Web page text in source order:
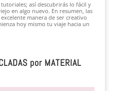
así descubrirás lo fácil y
en algo nuevo. En resumen, las
manera de ser creativo
hoy mismo tu viaje hacia un
por MATERIAL